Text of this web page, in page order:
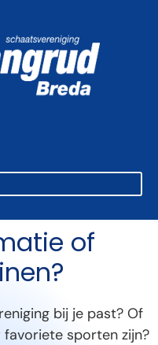
of
bij je past? Of
favoriete sporten zijn?